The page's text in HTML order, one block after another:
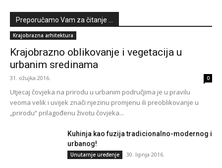
Preporučamo Vam za čitanje ...
Krajobrazna arhitektura
Krajobrazno oblikovanje i vegetacija u
urbanim sredinama
31. ožujka 2016. 0
Utjecaj čovjeka na prirodu u urbanim područjima je u pravilu
veoma velik i uvijek znači njezinu promjenu ili preoblikovanje u
„prirodu“ prilagođenu životu čovjeka...
Kuhinja kao fuzija tradicionalno-modernog i
urbanog!
Unutarnje uređenje 30. lipnja 2016.